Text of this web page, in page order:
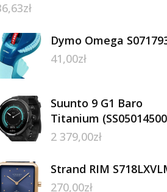
zł
Dymo Omega
41,00zł
Suunto 9 G1 Baro
Titanium
2 379,00zł
Strand RIM
270,00zł